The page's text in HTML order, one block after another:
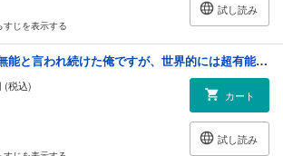
試し読み
すじを表示する
家で無能と言われ続けた俺ですが、世界的には超有能だったようです 7巻
(税込)
カート
試し読み